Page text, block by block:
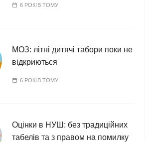
6 РОКІВ ТОМУ
МОЗ: літні дитячі табори поки не
відкриються
6 РОКІВ ТОМУ
Оцінки в НУШ: без традиційних
табелів та з правом на помилку